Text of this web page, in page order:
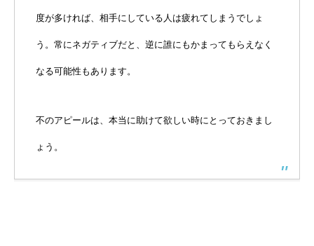
度が多ければ、相手にしている人は疲れてしまうでしょ
う。常にネガティブだと、逆に誰にもかまってもらえなく
なる可能性もあります。
不のアピールは、本当に助けて欲しい時にとっておきまし
ょう。